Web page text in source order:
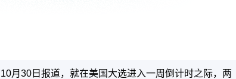
月30日报道，就在美国大选进入一周倒计时之际，两